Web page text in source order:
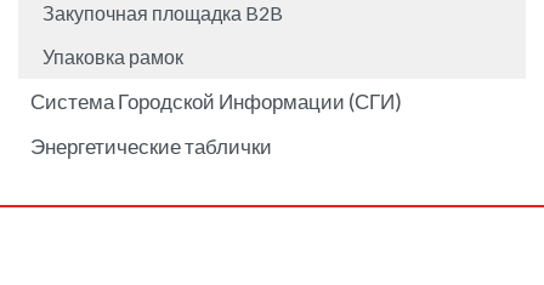
Закупочная площадка B2B
Упаковка рамок
Система Городской Информации (СГИ)
Энергетические таблички